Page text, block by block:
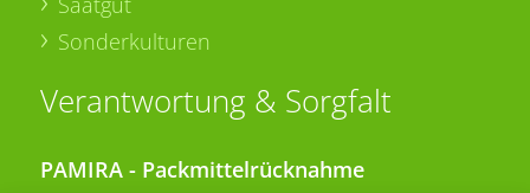
Sonderkulturen
Verantwortung & Sorgfalt
PAMIRA - Packmittelrücknahme